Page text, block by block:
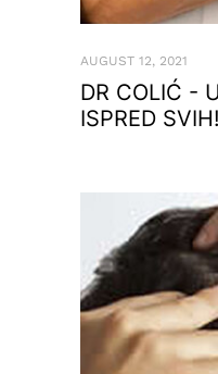
AUGUST 12, 2021
DR COLIĆ -
ISPRED SVIH!